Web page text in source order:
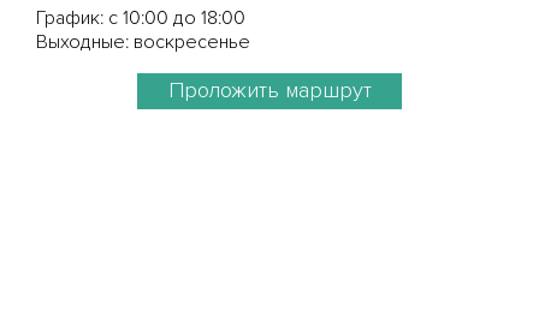
График: с 10:00 до 18:00
Выходные: воскресенье
Проложить маршрут